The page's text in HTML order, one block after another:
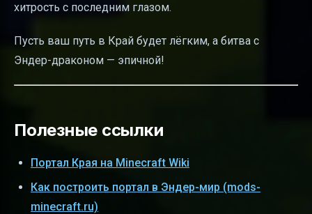
хитрость с последним глазом.
Пусть ваш путь в Край будет лёгким, а битва с
Эндер-драконом — эпичной!
Полезные ссылки
Портал Края на Minecraft Wiki
Как построить портал в Эндер-мир (mods-
minecraft.ru)